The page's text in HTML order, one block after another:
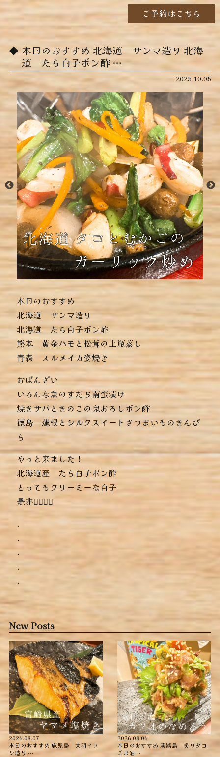
ご予約はこちら
本日のおすすめ ︎北海道 サンマ造り ︎北海
道 たら白子ポン酢 …
2025.10.05
本日のおすすめ
︎北海道 サンマ造り
︎北海道 たら白子ポン酢
︎熊本 黄金ハモと松茸の土瓶蒸し
︎青森 スルメイカ姿焼き
おばんざい
︎いろんな魚のすだち南蛮漬け
︎焼きサバときのこの鬼おろしポン酢
︎徳島 蓮根とシルクスイートさつまいものきんぴ
ら
やっと来ました！
北海道産 たら白子ポン酢
とってもクリーミーな白子
是非っ🏻‍🏻‍🏻‍
.
.
.
.
.
New Posts
2026.08.07
本日のおすすめ ︎鹿児島 大羽イワ
シ造り …
2026.08.06
本日のおすすめ ︎淡路島 炙りタコ
ごま油…